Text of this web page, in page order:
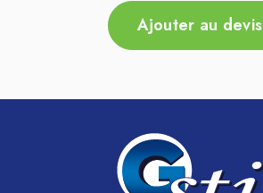
Ajouter au devis